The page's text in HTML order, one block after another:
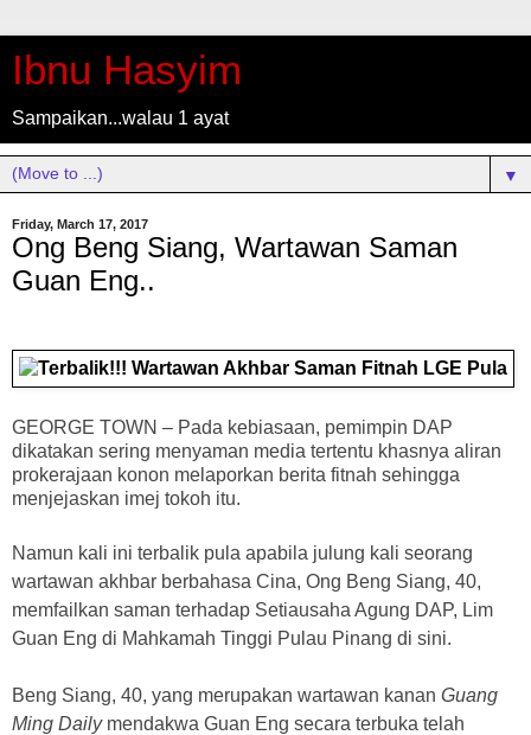
Ibnu Hasyim
Sampaikan...walau 1 ayat
▼
Friday, March 17, 2017
Ong Beng Siang, Wartawan Saman
Guan Eng..
GEORGE TOWN – Pada kebiasaan, pemimpin DAP
dikatakan sering menyaman media tertentu khasnya aliran
prokerajaan konon melaporkan berita fitnah sehingga
menjejaskan imej tokoh itu.
Namun kali ini terbalik pula apabila julung kali seorang
wartawan akhbar berbahasa Cina, Ong Beng Siang, 40,
memfailkan saman terhadap Setiausaha Agung DAP, Lim
Guan Eng di Mahkamah Tinggi Pulau Pinang di sini.
Beng Siang, 40, yang merupakan wartawan kanan Guang
Ming Dailymendakwa Guan Eng secara terbuka telah